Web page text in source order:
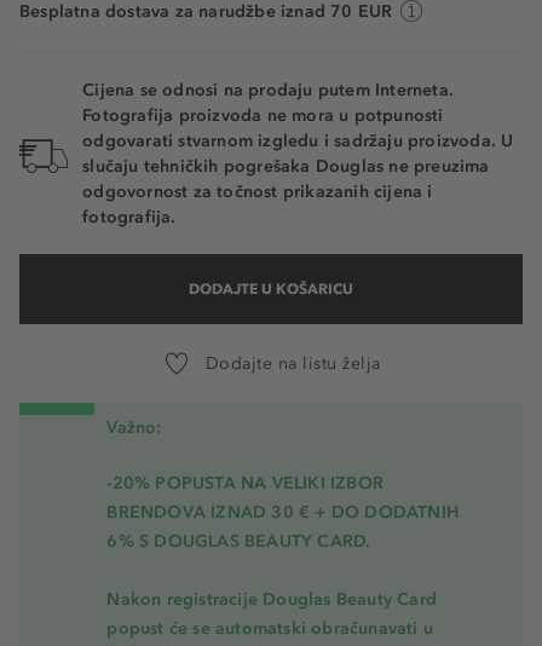
Besplatna dostava za narudžbe iznad 70 EUR
Cijena se odnosi na prodaju putem Interneta.
Fotografija proizvoda ne mora u potpunosti
odgovarati stvarnom izgledu i sadržaju proizvoda. U
slučaju tehničkih pogrešaka Douglas ne preuzima
odgovornost za točnost prikazanih cijena i
fotografija.
DODAJTE U KOŠARICU
Dodajte na listu želja
Važno:
-20% POPUSTA NA VELIKI IZBOR
BRENDOVA IZNAD 30 € + DO DODATNIH
6% S DOUGLAS BEAUTY CARD.
Nakon registracije Douglas Beauty Card
popust će se automatski obračunavati u